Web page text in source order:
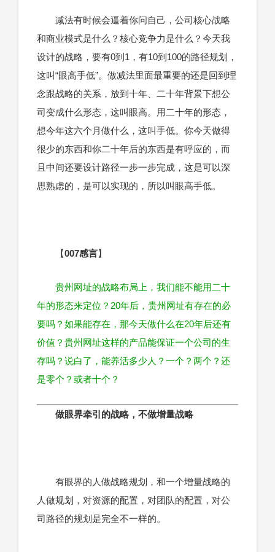
减法有时候会逼着你问自己，公司核心战略
和商业模式是什么？核心竞争力是什么？今天我
设计的战略，要有0到1，有10到100的路径规划，
这叫“眼高手低”。做减法里面最重要的还是回到理
念跟战略的关系，放到十年、二十年背景下想公
司变成什么形态，这叫眼高。用二十年的形态，
想今年这六个月做什么，这叫手低。你今天做得
很少的东西和你二十年后的东西是有呼应的，而
且中间还要设计路径一步一步完成，这是可以深
思熟虑的，是可以实现的，所以叫眼高手低。
【007感言】
贵州网址的战略布局上，我们能不能用二十
年的形态来定位？20年后，贵州网址有存在的必
要吗？如果能存在，那今天做什么在20年后还有
价值？贵州网址这样的产品能保证一个公司的生
存吗？说白了，能养活多少人？一个？两个？还
是零个？或者十个？
做眼界牵引的战略，不做增量战略
有眼界的人做战略规划，和一个增量战略的
人做规划，对资源的配置，对团队的配置，对公
司路径的规划是完全不一样的。